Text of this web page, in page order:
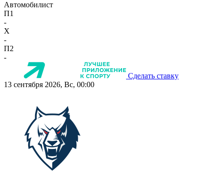
Автомобилист
П1
-
X
-
П2
-
Сделать ставку
13 сентября 2026, Вс, 00:00